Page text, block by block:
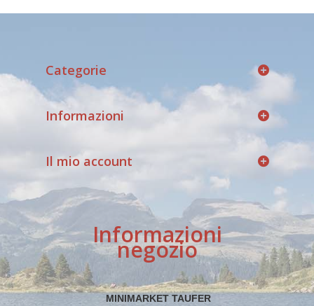
Categorie
Informazioni
Il mio account
Informazioni
negozio
MINIMARKET TAUFER